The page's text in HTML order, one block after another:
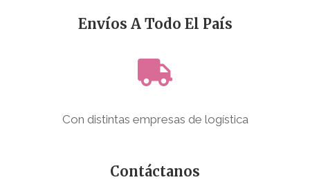
Envíos A Todo El País
Con distintas empresas de logística
Contáctanos